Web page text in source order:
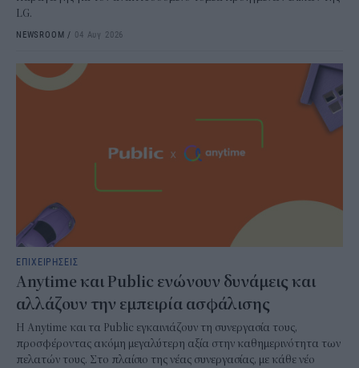
LG.
NEWSROOM / 04 Αυγ 2026
ΕΠΙΧΕΙΡΗΣΕΙΣ
Anytime και Public ενώνουν δυνάμεις και
αλλάζουν την εμπειρία ασφάλισης
Η Anytime και τα Public εγκαινιάζουν τη συνεργασία τους,
προσφέροντας ακόμη μεγαλύτερη αξία στην καθημερινότητα των
πελατών τους. Στο πλαίσιο της νέας συνεργασίας, με κάθε νέο